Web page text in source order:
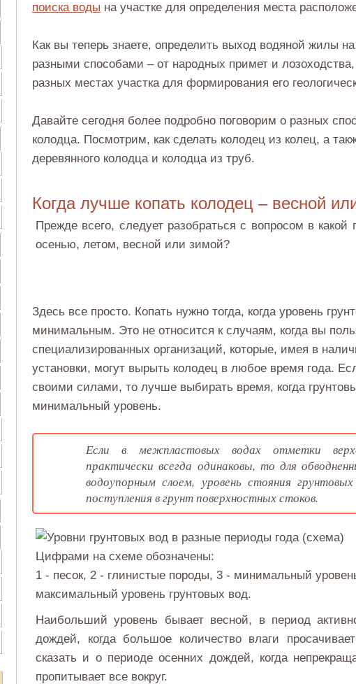
поиска воды на участке для определения места
Как вы теперь знаете, определить выход водяной жилы
разными способами – от народных примет и
разных местах участка для формирования его
Давайте сегодня более подробно поговорим о разных
колодца. Посмотрим, как сделать колодец из колец, а
деревянного колодца и колодца из труб.
Когда лучше копать колодец – весной
Прежде всего, следует разобраться с вопросом в
осенью, летом, весной или зимой?
Здесь все просто. Копать нужно тогда, когда уровень
минимальным. Это не относится к случаям, когда вы
специализированных организаций, которые, имея в
установки, могут вырыть колодец в любое время года.
своими силами, то лучше выбирать время, когда
минимальный уровень.
Если в межпластовых водах отметки
практически всегда одинаковы, то для
водоупорным слоем, уровень стояния
поступления в грунт поверхностных стоков.
Цифрами на схеме обозначены:
1 - песок, 2 - глинистые породы, 3 - минимальный
максимальный уровень грунтовых вод.
Наибольший уровень бывает весной, в период
дождей, когда большое количество влаги
сказать и о периоде осенних дождей, когда
пропитывает все вокруг.